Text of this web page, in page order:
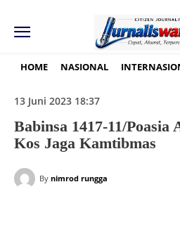
HOME NASIONAL
13 Juni 2023 18:37
Babinsa 1417-11/Poasia
Kos Jaga Kamtibmas
By nimrod rungga